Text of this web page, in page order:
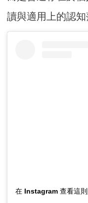
讀與適用上的認知
在 Instagram 查看這